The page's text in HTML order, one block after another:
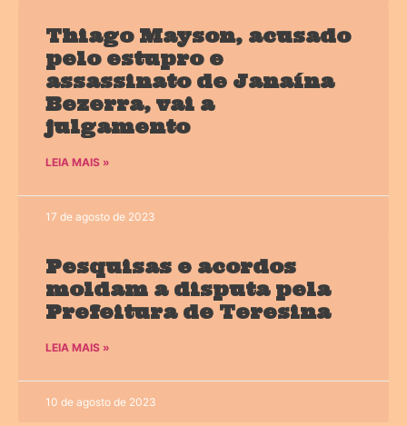
Thiago Mayson, acusado
pelo estupro e
assassinato de Janaína
Bezerra, vai a
julgamento
LEIA MAIS »
17 de agosto de 2023
Pesquisas e acordos
moldam a disputa pela
Prefeitura de Teresina
LEIA MAIS »
10 de agosto de 2023